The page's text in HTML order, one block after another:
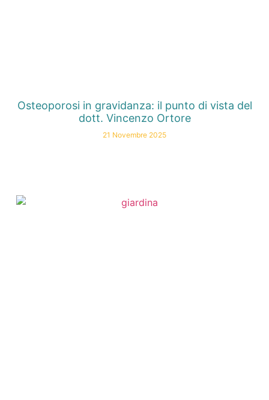
Osteoporosi in gravidanza: il punto di vista del
dott. Vincenzo Ortore
21 Novembre 2025